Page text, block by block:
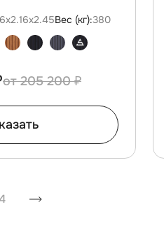
Вес (кг):380
205 200 ₽